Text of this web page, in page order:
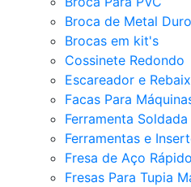
Broca de Metal Duro
Brocas em kit's
Cossinete Redondo
Escareador e
Facas Para
Ferramenta
Ferramentas e
Fresa de Aço Rápido
Fresas Para Tupia